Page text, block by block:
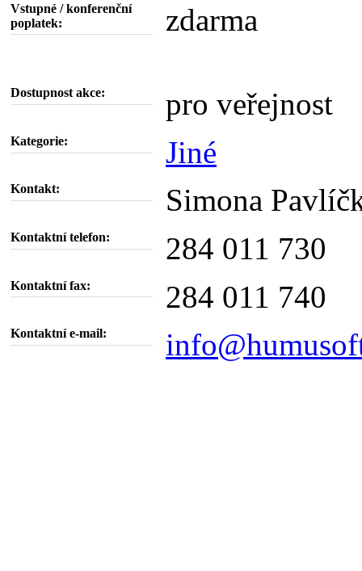
Vstupné / konferenční
poplatek:
zdarma
Dostupnost akce: pro veřejnost
Kategorie: Jiné
Kontakt: Simona
Kontaktní telefon: 284 011 730
Kontaktní fax: 284 011 740
Kontaktní e-mail: